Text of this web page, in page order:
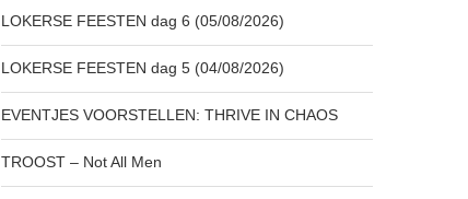
LOKERSE FEESTEN dag 6 (05/08/2026)
LOKERSE FEESTEN dag 5 (04/08/2026)
EVENTJES VOORSTELLEN: THRIVE IN CHAOS
TROOST – Not All Men